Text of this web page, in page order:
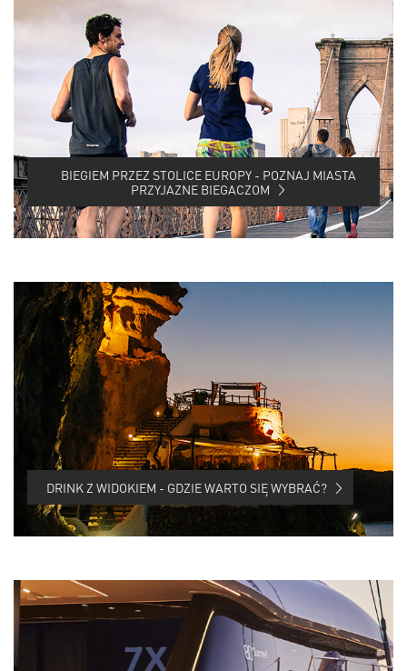
BIEGIEM PRZEZ STOLICE EUROPY - POZNAJ MIASTA
PRZYJAZNE BIEGACZOM
DRINK Z WIDOKIEM - GDZIE WARTO SIĘ WYBRAĆ?